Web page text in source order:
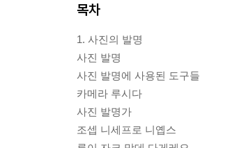
목차
1. 사진의 발명
사진 발명
사진 발명에 사용된 도구들
카메라 루시다
사진 발명가
조셉 니세프로 니옙스